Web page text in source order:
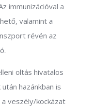
immunizációval a
valamint a
révén az
oltás hivatalos
hazánkban is
veszély/kockázat